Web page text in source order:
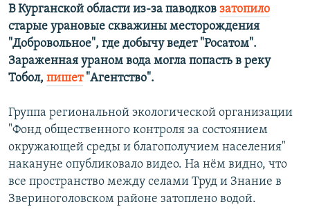
Все сайты РСЕ/РС
В Курганской области из-за паводков затопило
старые урановые скважины месторождения
"Добровольное", где добычу ведет "Росатом".
Зараженная ураном вода могла попасть в реку
Тобол, пишет"Агентство".
Группа региональной экологической организации
"Фонд общественного контроля за состоянием
окружающей среды и благополучием населения"
накануне опубликовало видео. На нём видно, что
все пространство между селами Труд и Знание в
Звериноголовском районе затоплено водой.